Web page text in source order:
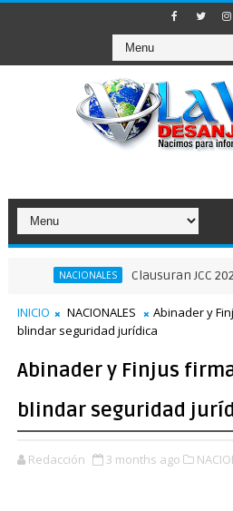
NACIONALES Clausuran JCC 2026; RD
INICIO NACIONALES
Abinader y
blindar seguridad jurídica
Abinader y Finjus
blindar seguridad
Redacción 3 months ago